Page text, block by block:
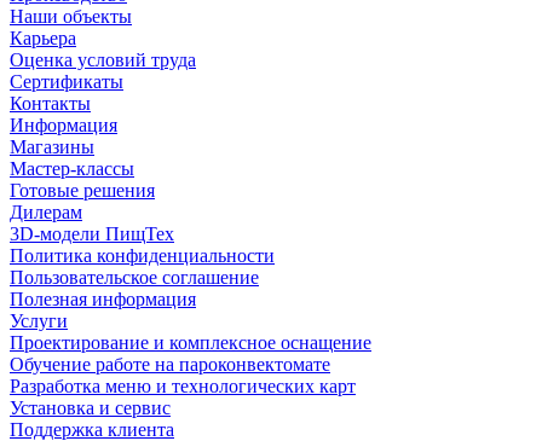
Наши объекты
Карьера
Оценка условий труда
Сертификаты
Контакты
Информация
Магазины
Мастер-классы
Готовые решения
Дилерам
3D-модели ПищТех
Политика конфиденциальности
Пользовательское соглашение
Полезная информация
Услуги
Проектирование и комплексное оснащение
Обучение работе на пароконвектомате
Разработка меню и технологических карт
Установка и сервис
Поддержка клиента